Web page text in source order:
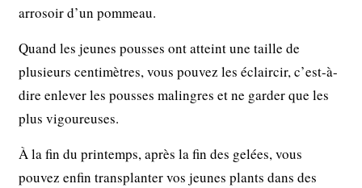
arrosoir d’un pommeau.
Quand les jeunes pousses ont atteint une taille de
plusieurs centimètres, vous pouvez les éclaircir, c’est-à-
dire enlever les pousses malingres et ne garder que les
plus vigoureuses.
À la fin du printemps, après la fin des gelées, vous
pouvez enfin transplanter vos jeunes plants dans des